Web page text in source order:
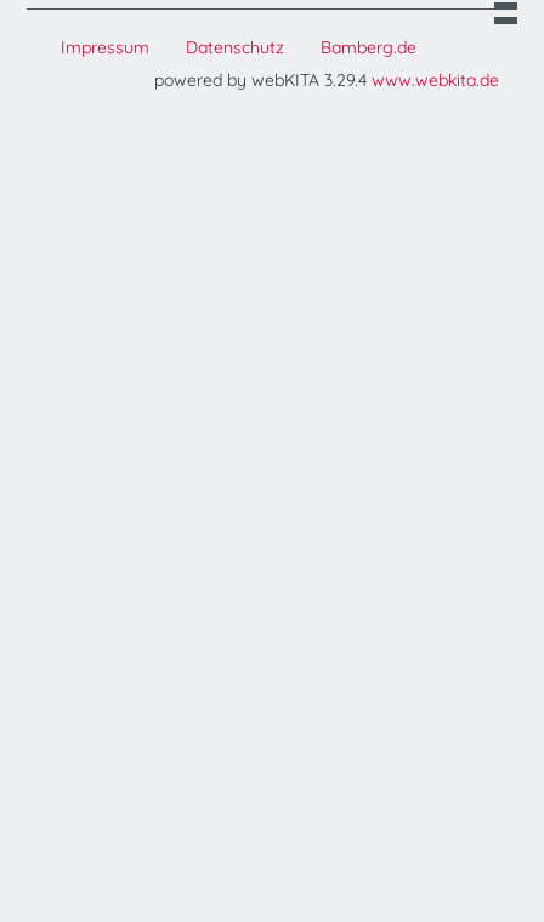
Impressum Datenschutz
Bamberg.de
powered by webKITA 3.29.4 www.webkita.de